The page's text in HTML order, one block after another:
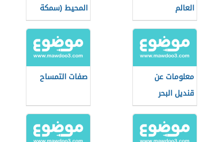
العالم
المحيط (سمكة
ضخمة)
معلومات عن
قنديل البحر
صفات التمساح